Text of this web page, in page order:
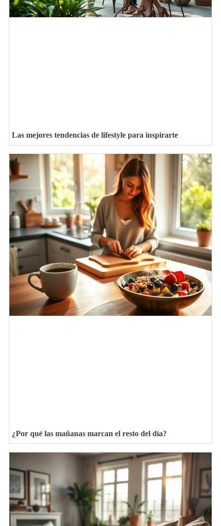
Las mejores tendencias de lifestyle para inspirarte
¿Por qué las mañanas marcan el resto del día?